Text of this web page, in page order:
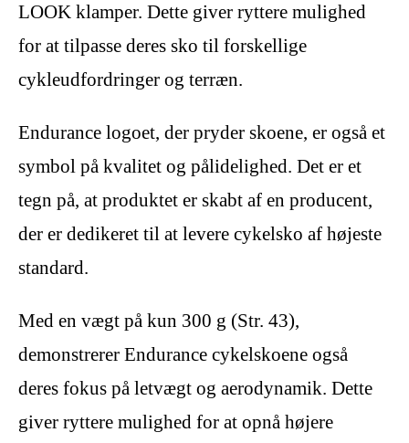
LOOK klamper. Dette giver ryttere mulighed
for at tilpasse deres sko til forskellige
cykleudfordringer og terræn.
Endurance logoet, der pryder skoene, er også et
symbol på kvalitet og pålidelighed. Det er et
tegn på, at produktet er skabt af en producent,
der er dedikeret til at levere cykelsko af højeste
standard.
Med en vægt på kun 300 g (Str. 43),
demonstrerer Endurance cykelskoene også
deres fokus på letvægt og aerodynamik. Dette
giver ryttere mulighed for at opnå højere